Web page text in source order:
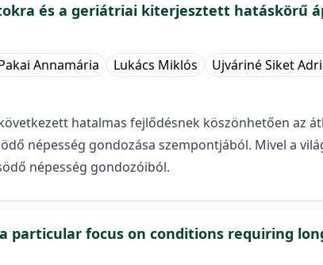
és a geriátriai kiterjesztett hatáskörű
Annamária Lukács Miklós Ujváriné Siket
hatalmas fejlődésnek köszönhetően az
népesség gondozása szempontjából. Mivel a
népesség gondozóiból.
particular focus on conditions requiring